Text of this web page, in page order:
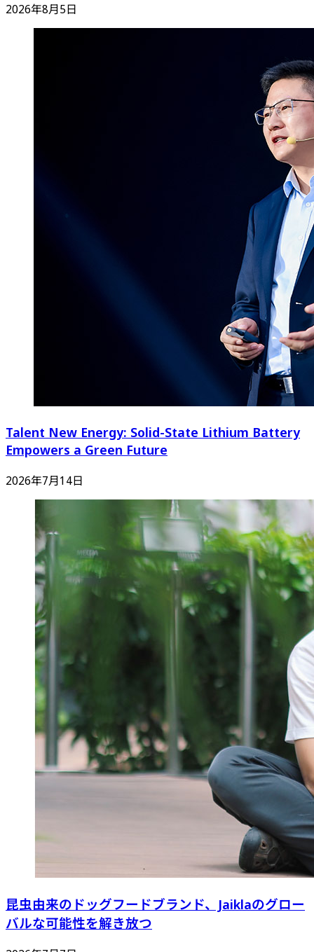
2026年8月5日
Talent New Energy: Solid-State Lithium Battery
Empowers a Green Future
2026年7月14日
昆虫由来のドッグフードブランド、Jaiklaのグロー
バルな可能性を解き放つ